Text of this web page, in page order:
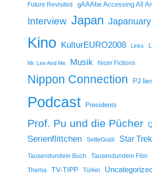
Future Revisited
gAAAbe Accessing All
Interview Japan Japanuary
Kino KulturEURO2008 Links
Mr. Lee And Me Musik Nicer Fictions
Nippon Connection PJ
Podcast Presidents
Prof. Pu und die Pücher
Serienflittchen SetteGialli Star Trek
Tausendundein Buch Tausendundein Film
Thema TV-TIPP Türkei